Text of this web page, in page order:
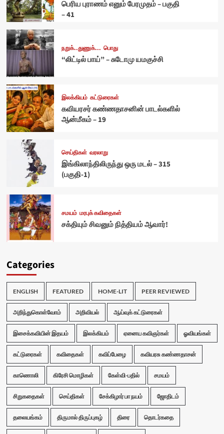
பெரிய புராணம் எனும் பேரமுதம் – பகுதி
– 41
நறுக்..துணுக்... பொது
“லிட்டில் பாய்” – சுடோமு யமகுச்சி
இலக்கியம் கட்டுரைகள்
கவியரசர் கண்ணதாசனின் பாடல்களில்
ஆன்மீகம் – 19
செய்திகள் வரலாறு
இங்கிலாந்திலிருந்து ஒரு மடல் – 315
(பகுதி-1)
சமயம் மரபுக் கவிதைகள்
சக்தியும் சிவனும் நித்தியம் ஆவார்!
Categories
ENGLISH FEATURED HOME-LIT PEER REVIEWED
அறிந்துகொள்வோம் அறிவியல் ஆய்வுக் கட்டுரைகள்
இசைக்கவியின் இதயம் இலக்கியம் ஏனைய கவிஞர்கள் ஓவியங்கள்
கட்டுரைகள் கவிதைகள் கவிப்பேழை கவியரசு கண்ணதாசன்
காணொலி கிரேசி மொழிகள் கேள்வி-பதில் சமயம்
சிறுகதைகள் செய்திகள் சேக்கிழார் பா நயம் ஜோதிடம்
தலையங்கம் திருமால் திருப்புகழ் திரை தொடர்கதை